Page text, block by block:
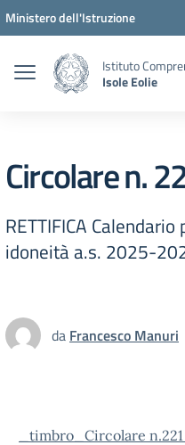
Vai ai contenuti
Vai al menu di navigazione
Vai al footer
Ministero dell'Istruzione
Istituto
Isole Eolie
Circolare n.
RETTIFICA
idoneità a.s. 2025-
da Francesco Manuri
_timbro_Circolare